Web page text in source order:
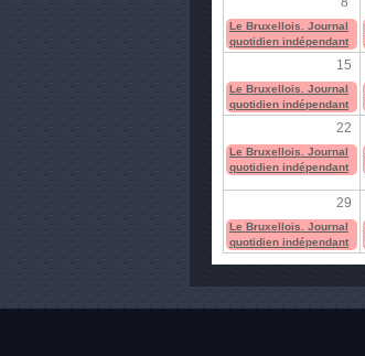
Le Bruxellois. Journal
quotidien indépendant
15
Le Bruxellois. Journal
quotidien indépendant
22
Le Bruxellois. Journal
quotidien indépendant
29
Le Bruxellois. Journal
quotidien indépendant